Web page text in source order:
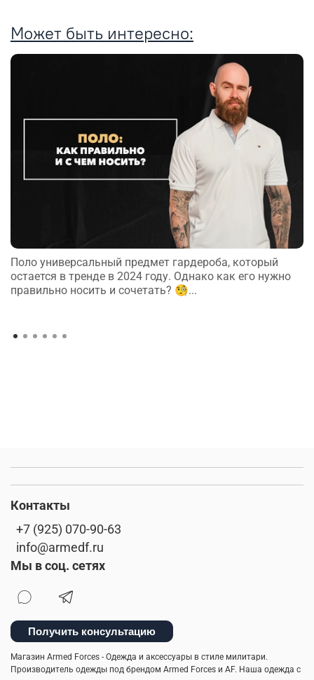
Может быть интересно:
Поло универсальный предмет гардероба, который
остается в тренде в 2024 году. Однако как его нужно
правильно носить и сочетать? 🧐...
Контакты
+7 (925) 070-90-63
info@armedf.ru
Мы в соц. сетях
Получить консультацию
Магазин Armed Forces - Одежда и аксессуары в стиле милитари.
Производитель одежды под брендом Armed Forces и AF. Наша одежда с